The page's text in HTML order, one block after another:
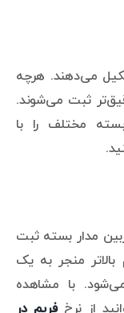
می‌دهند. هرچه
ثبت می‌شوند.
مختلف را با
مدار بسته ثبت
منجر به یک
با مشاهده
از نرخفریم در